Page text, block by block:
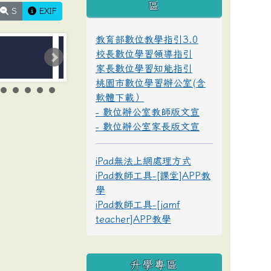
S EXIF
區
教育部數位教學指引3.0
校長數位學習領導指引
家長數位學習知能指引
桃園市數位學習辦公室(含
軟體下載）
- 數位辦公室教師版文宣
- 數位辦公室家長版文宣
iPad無法上網處理方式
iPad教師工具-[課堂]APP教
學
iPad教師工具-[jamf
teacher]APP教學
升學專區